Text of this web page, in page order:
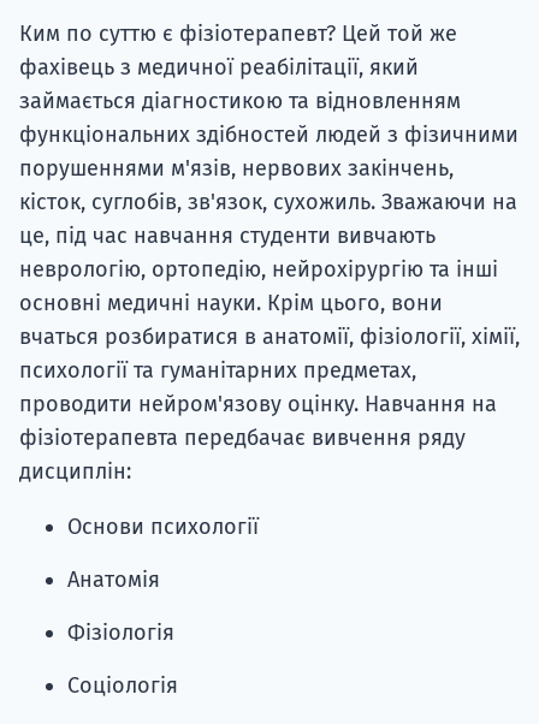
Ким по суттю є фізіотерапевт? Цей той же
фахівець з медичної реабілітації, який
займається діагностикою та відновленням
функціональних здібностей людей з фізичними
порушеннями м'язів, нервових закінчень,
кісток, суглобів, зв'язок, сухожиль. Зважаючи на
це, під час навчання студенти вивчають
неврологію, ортопедію, нейрохірургію та інші
основні медичні науки. Крім цього, вони
вчаться розбиратися в анатомії, фізіології, хімії,
психології та гуманітарних предметах,
проводити нейром'язову оцінку. Навчання на
фізіотерапевта передбачає вивчення ряду
дисциплін:
Основи психології
Анатомія
Фізіологія
Соціологія